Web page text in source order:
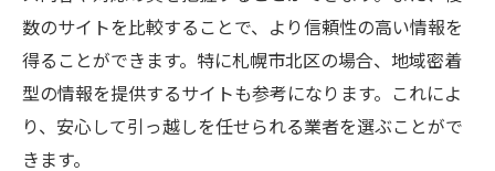
数のサイトを比較することで、より信頼性の高い情報を
得ることができます。特に札幌市北区の場合、地域密着
型の情報を提供するサイトも参考になります。これによ
り、安心して引っ越しを任せられる業者を選ぶことがで
きます。